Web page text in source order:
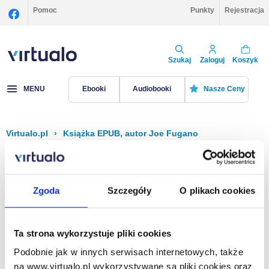
Zgoda Szczegóły O plikach cookies
Ta strona wykorzystuje pliki cookies
Podobnie jak w innych serwisach internetowych, także
na www.virtualo.pl wykorzystywane są pliki cookies oraz
Pomoc Punkty Rejestracja
Szukaj Zaloguj Koszyk
MENU Ebooki Audiobooki Nasze Ceny
Virtualo.pl › Książka EPUB, autor Joe Fugano
Filtruj Sortuj
Na stronie